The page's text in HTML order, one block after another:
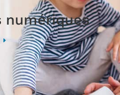
numériques